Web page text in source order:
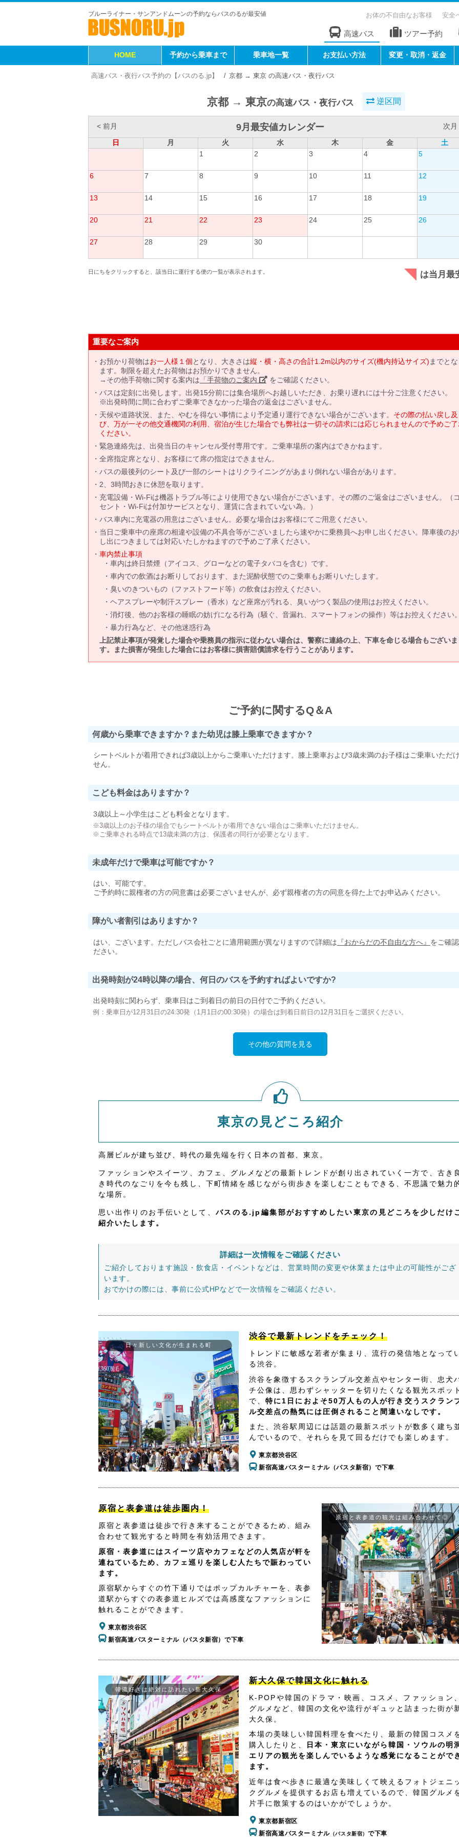
ブルーライナー・サンアンドムーンの予約ならバスのるが最安値 お体の不自由なお客様 安全
高速バス ツアー予約
HOME 予約から乗車まで 乗車地一覧 お支払い方法 変更・取消・返金
高速バス・夜行バス予約の【バスのる.jp】 京都 → 東京 の高速バス・夜行バス
京都 → 東京の高速バス・夜行バス 逆区間
< 前月 9月最安値カレンダー
次月
日
月 火 水 木 金
土
1
2 3 4 5
6 7 8 9 10 11 12
13 14 15 16 17 18 19
20 21 22 23 24 25 26
27 28 29 30
日にちをクリックすると、該当日に運行する便の一覧が表示されます。 は当月最
重要なご案内
お預かり荷物はお一人様１個となり、大きさは縦・横・高さの合計1.2m以内のサイズ(機内持込サイズ) までと
ます。制限を超えたお荷物はお預かりできません。
→その他手荷物に関する案内は 「手荷物のご案内」 をご確認ください。
バスは定刻に出発します。出発15分前には集合場所へお越しいただき、お乗り遅れには十分ご注意ください。
※出発時間に間に合わずご乗車できなかった場合の返金はございません。
天候や道路状況、また、やむを得ない事情により予定通り運行できない場合がございます。 その際の払い戻し及
び、万が一その他交通機関の利用、宿泊が生じた場合でも弊社は一切その請求には応じられませんので予めご
ください。
緊急連絡先は、出発当日のキャンセル受付専用です。ご乗車場所の案内はできかねます。
全席指定席となり、お客様にて席の指定はできません。
バスの最後列のシート及び一部のシートはリクライニングがあまり倒れない場合があります。
2、3時間おきに休憩を取ります。
充電設備・Wi-Fiは機器トラブル等により使用できない場合がございます。その際のご返金はございません。（
セント・Wi-Fiは付加サービスとなり、運賃に含まれていない為。）
バス車内に充電器の用意はございません。必要な場合はお客様にてご用意ください。
当日ご乗車中の座席の相違や設備の不具合等がございましたら速やかに乗務員へお申し出ください。降車後の
し出につきましては対応いたしかねますので予めご了承ください。
車内禁止事項
車内は終日禁煙（アイコス、グローなどの電子タバコを含む）です。
車内での飲酒はお断りしております、また泥酔状態でのご乗車もお断りいたします。
臭いのきついもの（ファストフード等）の飲食はお控えください。
ヘアスプレーや制汗スプレー（香水）など座席が汚れる、臭いがつく製品の使用はお控えください。
消灯後、他のお客様の睡眠の妨げになる行為（騒ぐ、音漏れ、スマートフォンの操作）等はお控えください
暴力行為など、その他迷惑行為
上記禁止事項が発覚した場合や乗務員の指示に従わない場合は、警察に連絡の上、下車を命じる場合もございま
す。また損害が発生した場合にはお客様に損害賠償請求を行うことがあります。
ご予約に関するQ＆A
何歳から乗車できますか？また幼児は膝上乗車できますか？
シートベルトが着用できれば3歳以上からご乗車いただけます。膝上乗車および3歳未満のお子様はご乗車いただ
せん。
こども料金はありますか？
3歳以上～小学生はこども料金となります。
※3歳以上のお子様の場合でもシートベルトが着用できない場合はご乗車いただけません。
※ご乗車される時点で13歳未満の方は、保護者の同行が必要となります。
未成年だけで乗車は可能ですか？
はい、可能です。
ご予約時に親権者の方の同意書は必要ございませんが、必ず親権者の方の同意を得た上でお申込みください。
障がい者割引はありますか？
はい、ございます。ただしバス会社ごとに適用範囲が異なりますので詳細は 『おからだの不自由な方へ』 をご確
ださい。
出発時刻が24時以降の場合、何日のバスを予約すればよいですか?
出発時刻に関わらず、乗車日はご到着日の前日の日付でご予約ください。
例：乗車日が12月31日の24:30発（1月1日の00:30発）の場合は到着日前日の12月31日をご選択ください。
その他の質問を見る
東京の見どころ紹介
高層ビルが建ち並び、時代の最先端を行く日本の首都、東京。
ファッションやスイーツ、カフェ、グルメなどの最新トレンドが創り出されていく一方で、古き
き時代のなごりを今も残し、下町情緒を感じながら街歩きを楽しむこともできる、不思議で魅力
な場所。
思い出作りのお手伝いとして、 バスのる.jp編集部がおすすめしたい東京の見どころを少しだけ
紹介いたします。
詳細は一次情報をご確認ください
ご紹介しております施設・飲食店・イベントなどは、営業時間の変更や休業または中止の可能性がござ
います。
おでかけの際には、事前に公式HPなどで一次情報をご確認ください。
日々新しい文化が生まれる町
渋谷で最新トレンドをチェック！
トレンドに敏感な若者が集まり、流行の発信地となって
る渋谷。
渋谷を象徴するスクランブル交差点やセンター街、忠犬
チ公像は、思わずシャッターを切りたくなる観光スポッ
で、特に1日におよそ50万人もの人が行き交うスクラン
ル交差点の熱気には圧倒されること間違いなしです。
また、渋谷駅周辺には話題の最新スポットが数多く建ち
んでいるので、それらを見て回るだけでも楽しめます。
東京都渋谷区
新宿高速バスターミナル（バスタ新宿）で下車
原宿と表参道は徒歩圏内！
原宿と表参道は徒歩で行き来することができるため、組み
合わせて観光すると時間を有効活用できます。
原宿・表参道にはスイーツ店やカフェなどの人気店が軒を
連ねているため、カフェ巡りを楽しむ人たちで賑わってい
ます。
原宿駅からすぐの竹下通りではポップカルチャーを、表参
道駅からすぐの表参道ヒルズでは高感度なファッションに
触れることができます。
東京都渋谷区
新宿高速バスターミナル（バスタ新宿）で下車
原宿と表参道の観光は組み合わせて◎
韓流好きは絶対に訪れたい新大久保
新大久保で韓国文化に触れる
K-POPや韓国のドラマ・映画、コスメ、ファッション
グルメなど、韓国の文化や流行がギュッと詰まった街が
大久保。
本場の美味しい韓国料理を食べたり、最新の韓国コスメ
購入したりと、
日本・東京にいながら韓国・ソウルの明
エリアの観光を楽しんでいるような感覚になることがで
ます。
近年は食べ歩きに最適な美味しくて映えるフォトジェニ
クグルメを提供するお店も増えているので、韓国グルメ
片手に散策するのはいかがでしょうか。
東京都新宿区
新宿高速バスターミナル（バスタ新宿） で下車